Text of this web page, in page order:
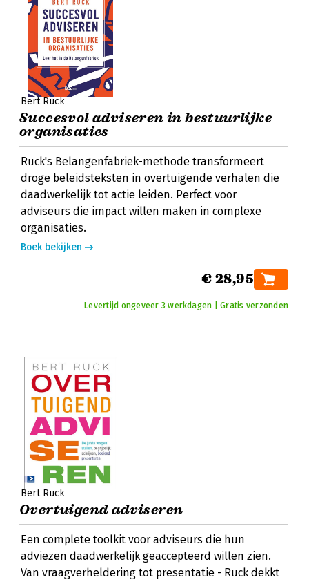
Bert Ruck
Succesvol adviseren in bestuurlijke
organisaties
Ruck's Belangenfabriek-methode transformeert
droge beleidsteksten in overtuigende verhalen die
daadwerkelijk tot actie leiden. Perfect voor
adviseurs die impact willen maken in complexe
organisaties.
Boek bekijken
€ 28,95
Levertijd ongeveer 3 werkdagen | Gratis verzonden
Bert Ruck
Overtuigend adviseren
Een complete toolkit voor adviseurs die hun
adviezen daadwerkelijk geaccepteerd willen zien.
Van vraagverheldering tot presentatie - Ruck dekkt